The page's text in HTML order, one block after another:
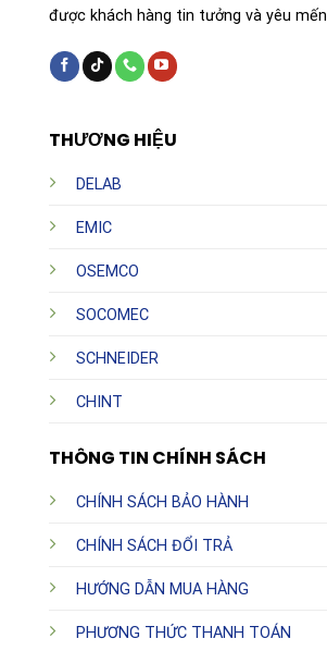
THƯƠNG HIỆU
DELAB
EMIC
OSEMCO
SOCOMEC
SCHNEIDER
CHINT
THÔNG TIN CHÍNH SÁCH
CHÍNH SÁCH BẢO HÀNH
CHÍNH SÁCH ĐỔI TRẢ
HƯỚNG DẪN MUA HÀNG
PHƯƠNG THỨC THANH TOÁN
được khách hàng tin tưởng và yêu mến